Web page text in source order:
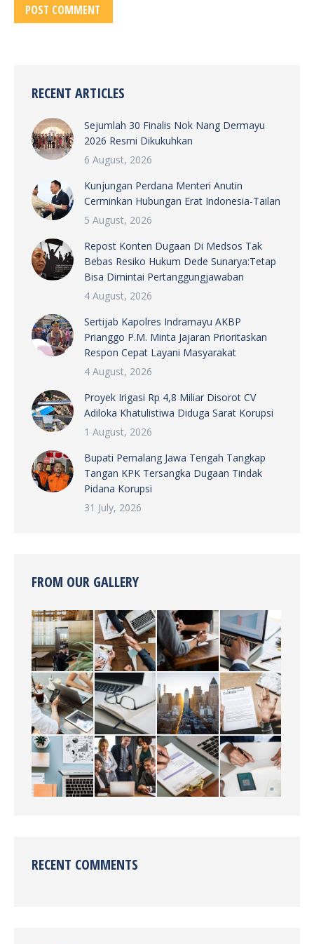
POST COMMENT
RECENT ARTICLES
Sejumlah 30 Finalis Nok Nang Dermayu
2026 Resmi Dikukuhkan
6 August, 2026
Kunjungan Perdana Menteri Anutin
Cerminkan Hubungan Erat Indonesia-Tailan
5 August, 2026
Repost Konten Dugaan Di Medsos Tak
Bebas Resiko Hukum Dede Sunarya:Tetap
Bisa Dimintai Pertanggungjawaban
4 August, 2026
Sertijab Kapolres Indramayu AKBP
Prianggo P.M. Minta Jajaran Prioritaskan
Respon Cepat Layani Masyarakat
4 August, 2026
Proyek Irigasi Rp 4,8 Miliar Disorot CV
Adiloka Khatulistiwa Diduga Sarat Korupsi
1 August, 2026
Bupati Pemalang Jawa Tengah Tangkap
Tangan KPK Tersangka Dugaan Tindak
Pidana Korupsi
31 July, 2026
FROM OUR GALLERY
RECENT COMMENTS